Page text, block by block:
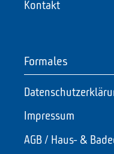
Kontakt
Formales
Impressum
AGB / Haus- &